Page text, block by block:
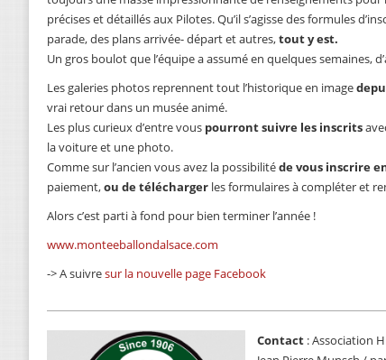
précises et détaillés aux Pilotes. Qu’il s’agisse des formules
parade, des plans arrivée- départ et autres,tout y est.
Un gros boulot que l’équipe a assumé en quelques semaines,
Les galeries photos reprennent tout l’historique en image
vrai retour dans un musée animé.
Les plus curieux d’entre vous pourront suivre les inscrits
la voiture et une photo.
Comme sur l’ancien vous avez la possibilitéde vous inscrire
paiement,ou de télécharger les formulaires à compléter et
Alors c’est parti à fond pour bien terminer l’année !
www.monteeballondalsace.com
-> A suivresur la nouvelle page Facebook
Contact : Association